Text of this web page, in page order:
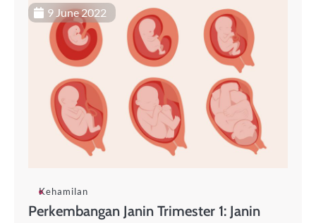
9 June 2022
Kehamilan
Perkembangan Janin Trimester 1: Janin